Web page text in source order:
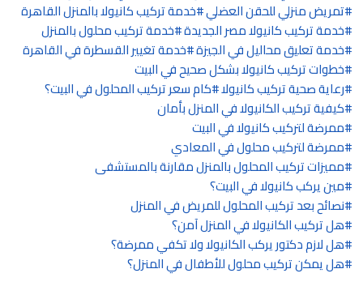
تمريض منزلي للحقن العضلي خدمة تركيب كانيولا بالمنزل القاهرة
خدمة تركيب كانيولا مصر الجديدة خدمة تركيب محلول بالمنزل
خدمة تعليق محاليل في الجيزة خدمة تغيير القسطرة في القاهرة
خطوات تركيب كانيولا بشكل صحيح في البيت
رعاية صحية تركيب كانيولا كام سعر تركيب المحلول في البيت؟
كيفية تركيب الكانيولا في المنزل بأمان
ممرضة لتركيب كانيولا في البيت
ممرضة لتركيب محلول في المعادي
مميزات تركيب المحلول بالمنزل مقارنة بالمستشفى
مين يركب كانيولا في البيت؟
نصائح بعد تركيب المحلول للمريض في المنزل
هل تركيب الكانيولا في المنزل آمن؟
هل لازم دكتور يركب الكانيولا ولا تكفي ممرضة؟
هل يمكن تركيب محلول للأطفال في المنزل؟